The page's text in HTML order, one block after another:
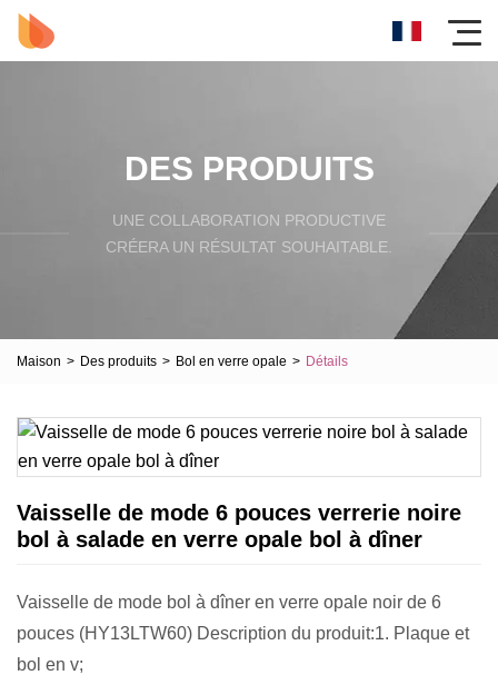
DES PRODUITS
UNE COLLABORATION PRODUCTIVE
CRÉERA UN RÉSULTAT SOUHAITABLE.
Maison > Des produits > Bol en verre opale > Détails
Vaisselle de mode 6 pouces verrerie noire
bol à salade en verre opale bol à dîner
Vaisselle de mode bol à dîner en verre opale noir de 6
pouces (HY13LTW60) Description du produit:1. Plaque et
bol en v;